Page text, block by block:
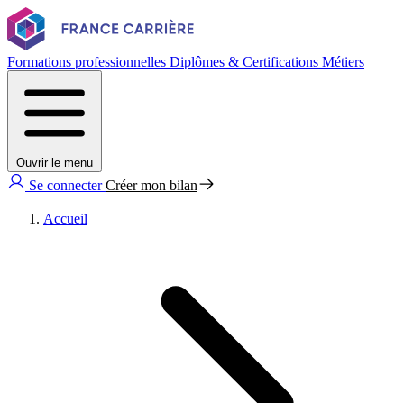
Formations professionnelles Diplômes & Certifications Métiers
Ouvrir le menu
Se connecterCréer mon bilan
Accueil